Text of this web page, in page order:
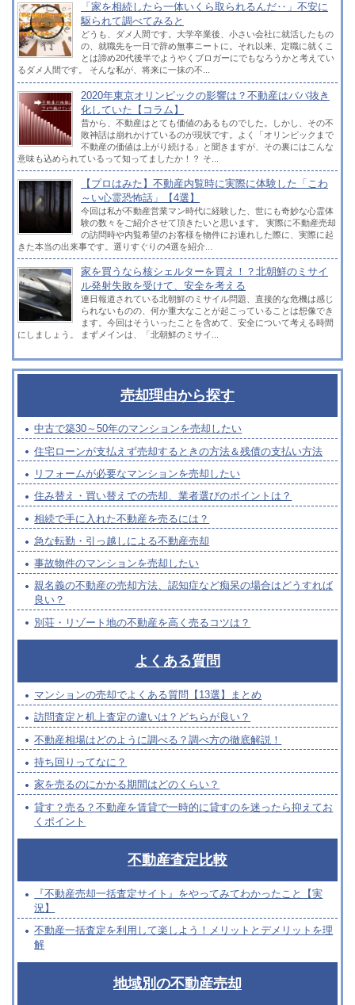
「家を相続したら一体いくら取られるんだ‥」不安に
駆られて調べてみると
どうも、ダメ人間です。大学卒業後、小さい会社に就活したもの
の、就職先を一日で辞め無事ニートに。それ以来、定職に就くこ
とは諦め20代後半でようやくブロガーにでもなろうかと考えてい
るダメ人間です。 そんな私が、将来に一抹の不...
2020年東京オリンピックの影響は？不動産はババ抜き
化していた【コラム】
昔から、不動産はとても価値のあるものでした。しかし、その不
敗神話は崩れかけているのが現状です。よく「オリンピックまで
不動産の価値は上がり続ける」と聞きますが、その裏にはこんな
意味も込められているって知ってましたか！？ そ...
【プロはみた】不動産内覧時に実際に体験した「こわ
～い心霊恐怖話」【4選】
今回は私が不動産営業マン時代に経験した、世にも奇妙な心霊体
験の数々をご紹介させて頂きたいと思います。 実際に不動産売却
の訪問時や内覧希望のお客様を物件にお連れした際に、実際に起
きた本当の出来事です。選りすぐりの4選を紹介...
家を買うなら核シェルターを買え！？北朝鮮のミサイ
ル発射失敗を受けて、安全を考える
連日報道されている北朝鮮のミサイル問題、直接的な危機は感じ
られないものの、何か重大なことが起こっていることは想像でき
ます。今回はそういったことを含めて、安全について考える時間
にしましょう。 まずメインは、「北朝鮮のミサイ...
売却理由から探す
中古で築30～50年のマンションを売却したい
住宅ローンが支払えず売却するときの方法＆残債の支払い方法
リフォームが必要なマンションを売却したい
住み替え・買い替えでの売却、業者選びのポイントは？
相続で手に入れた不動産を売るには？
急な転勤・引っ越しによる不動産売却
事故物件のマンションを売却したい
親名義の不動産の売却方法、認知症など痴呆の場合はどうすれば
良い？
別荘・リゾート地の不動産を高く売るコツは？
よくある質問
マンションの売却でよくある質問【13選】まとめ
訪問査定と机上査定の違いは？どちらが良い？
不動産相場はどのように調べる？調べ方の徹底解説！
持ち回りってなに？
家を売るのにかかる期間はどのくらい？
貸す？売る？不動産を賃貸で一時的に貸すのを迷ったら抑えてお
くポイント
不動産査定比較
『不動産売却一括査定サイト』をやってみてわかったこと【実
況】
不動産一括査定を利用して楽しよう！メリットとデメリットを理
解
地域別の不動産売却